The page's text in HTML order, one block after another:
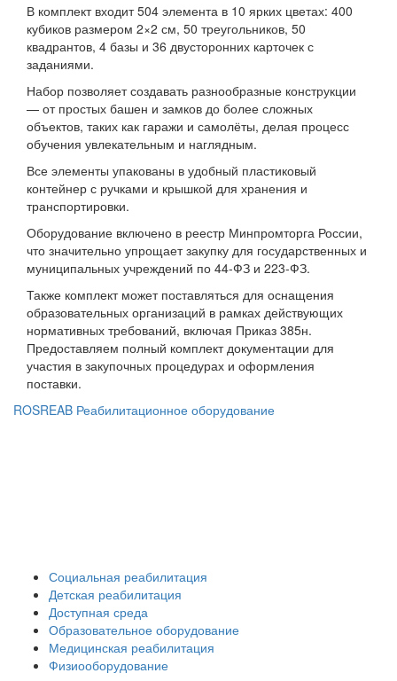
В комплект входит 504 элемента в 10 ярких цветах: 400
кубиков размером 2×2 см, 50 треугольников, 50
квадрантов, 4 базы и 36 двусторонних карточек с
заданиями.
Набор позволяет создавать разнообразные конструкции
— от простых башен и замков до более сложных
объектов, таких как гаражи и самолёты, делая процесс
обучения увлекательным и наглядным.
Все элементы упакованы в удобный пластиковый
контейнер с ручками и крышкой для хранения и
транспортировки.
Оборудование включено в реестр Минпромторга России,
что значительно упрощает закупку для государственных и
муниципальных учреждений по 44-ФЗ и 223-ФЗ.
Также комплект может поставляться для оснащения
образовательных организаций в рамках действующих
нормативных требований, включая Приказ 385н.
Предоставляем полный комплект документации для
участия в закупочных процедурах и оформления
поставки.
ROSREAB Реабилитационное оборудование
Социальная реабилитация
Детская реабилитация
Доступная среда
Образовательное оборудование
Медицинская реабилитация
Физиооборудование